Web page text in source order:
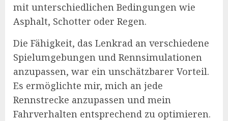
mit unterschiedlichen Bedingungen wie
Asphalt, Schotter oder Regen.
Die Fähigkeit, das Lenkrad an verschiedene
Spielumgebungen und Rennsimulationen
anzupassen, war ein unschätzbarer Vorteil.
Es ermöglichte mir, mich an jede
Rennstrecke anzupassen und mein
Fahrverhalten entsprechend zu optimieren.